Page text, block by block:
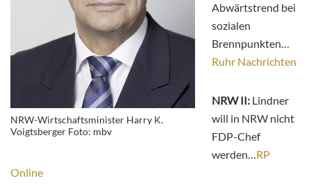
NRW-Wirtschaftsminister Harry K.
Voigtsberger Foto: mbv
Abwärtstrend bei
sozialen
Brennpunkten…
Ruhr Nachrichten
NRW II: Lindner
will in NRW nicht
FDP-Chef
werden…RP
Online